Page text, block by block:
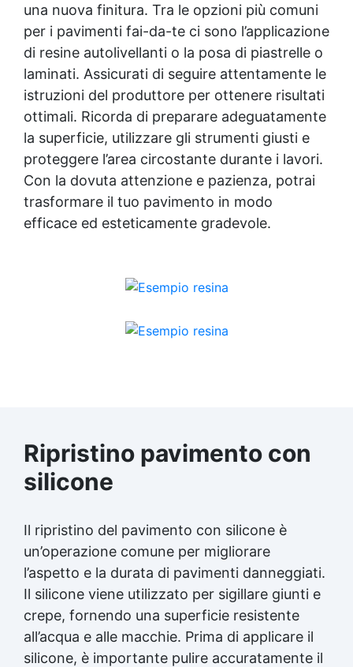
una nuova finitura. Tra le opzioni più comuni
per i pavimenti fai-da-te ci sono l’applicazione
di resine autolivellanti o la posa di piastrelle o
laminati. Assicurati di seguire attentamente le
istruzioni del produttore per ottenere risultati
ottimali. Ricorda di preparare adeguatamente
la superficie, utilizzare gli strumenti giusti e
proteggere l’area circostante durante i lavori.
Con la dovuta attenzione e pazienza, potrai
trasformare il tuo pavimento in modo
efficace ed esteticamente gradevole.
Ripristino pavimento con
silicone
Il ripristino del pavimento con silicone è
un’operazione comune per migliorare
l’aspetto e la durata di pavimenti danneggiati.
Il silicone viene utilizzato per sigillare giunti e
crepe, fornendo una superficie resistente
all’acqua e alle macchie. Prima di applicare il
silicone, è importante pulire accuratamente il